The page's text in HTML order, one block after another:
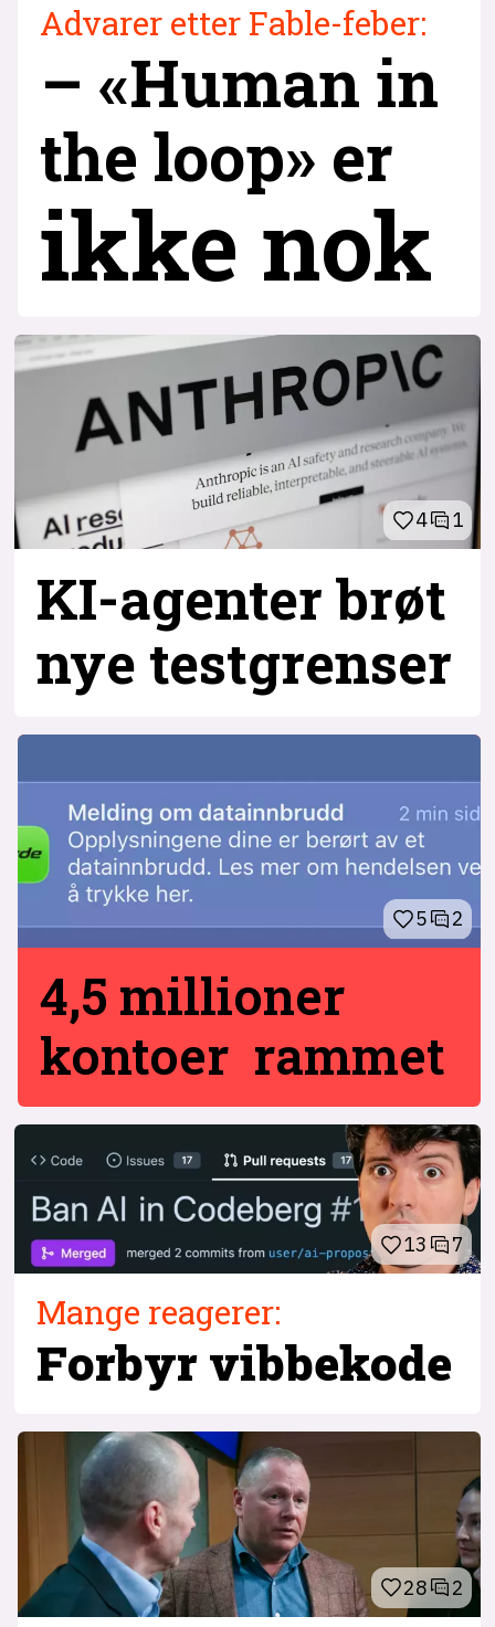
Advarer etter Fable-feber:
– «Human in
the loop» er
ikke nok
4 1
KI-agenter brøt
nye testgrenser
5 2
4,5 millioner
kontoer rammet
13 7
Mange reagerer:
Forbyr vibbekode
28 2